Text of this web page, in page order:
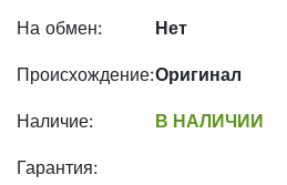
На обмен: Нет
Происхождение:Оригинал
Наличие: В НАЛИЧИИ
Гарантия: